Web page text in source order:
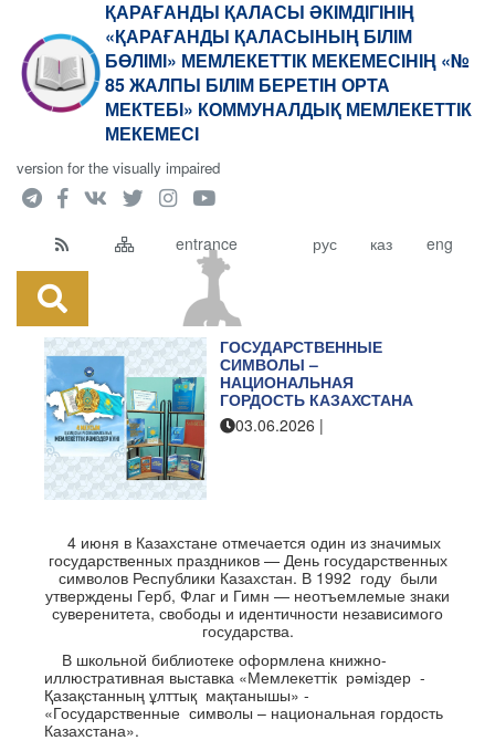
ҚАРАҒАНДЫ ҚАЛАСЫ ӘКІМДІГІНІҢ
«ҚАРАҒАНДЫ ҚАЛАСЫНЫҢ БІЛІМ
БӨЛІМІ» МЕМЛЕКЕТТІК МЕКЕМЕСІНІҢ «№
85 ЖАЛПЫ БІЛІМ БЕРЕТІН ОРТА
МЕКТЕБІ» КОММУНАЛДЫҚ МЕМЛЕКЕТТІК
МЕКЕМЕСІ
version for the visually impaired
entrance рус каз eng
ГОСУДАРСТВЕННЫЕ
СИМВОЛЫ –
НАЦИОНАЛЬНАЯ
ГОРДОСТЬ КАЗАХСТАНА
03.06.2026 |
4 июня в Казахстане отмечается один из значимых
государственных праздников — День государственных
символов Республики Казахстан. В 1992 году были
утверждены Герб, Флаг и Гимн — неотъемлемые знаки
суверенитета, свободы и идентичности независимого
государства.
В школьной библиотеке оформлена книжно-
иллюстративная выставка «Мемлекеттік рәміздер -
Қазақстанның ұлттық мақтанышы» -
«Государственные символы – национальная гордость
Казахстана».